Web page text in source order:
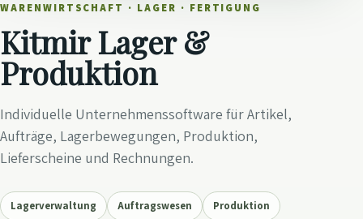
WARENWIRTSCHAFT · LAGER · FERTIGUNG
Kitmir Lager &
Produktion
Individuelle Unternehmenssoftware für Artikel,
Aufträge, Lagerbewegungen, Produktion,
Lieferscheine und Rechnungen.
Lagerverwaltung Auftragswesen Produktion